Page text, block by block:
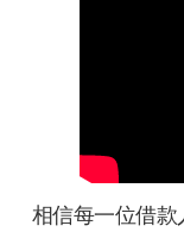
相信每一位借